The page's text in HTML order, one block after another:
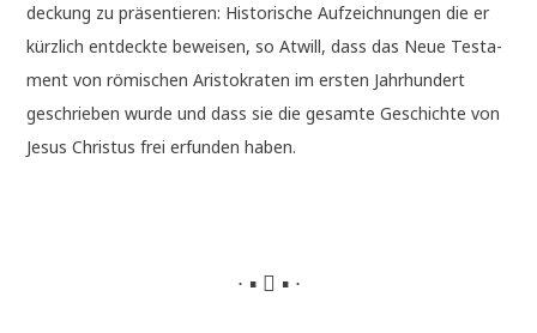
deckung zu prä­sen­tie­ren: Histo­ri­sche Auf­zeich­nun­gen die er
kürz­lich ent­deck­te bewei­sen, so Atwill, dass das Neue Testa­
ment von römi­schen Ari­sto­kra­ten im ersten Jahr­hun­dert
geschrie­ben wur­de und dass sie die gesam­te Geschich­te von
Jesus Chri­stus frei erfun­den haben.
∙ ▪  ▪ ∙